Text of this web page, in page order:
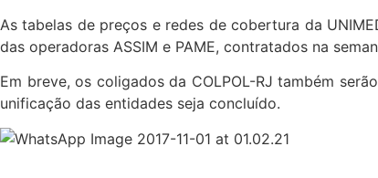
As tabelas de preços e redes de cobertura da
das operadoras ASSIM e PAME, contratados na
Em breve, os coligados da COLPOL-RJ também
unificação das entidades seja concluído.